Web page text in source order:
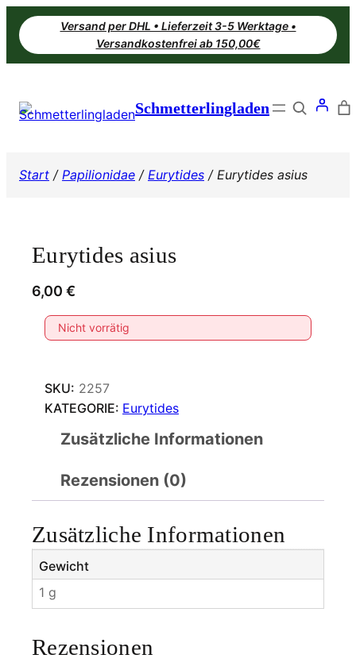
Zum
Inhalt
springen
Versand per DHL • Lieferzeit 3-5 Werktage •
Versandkostenfrei ab 150,00€
Schmetterlingladen Search
Start / Papilionidae / Eurytides / Eurytides asius
Eurytides asius
6,00 €
Nicht vorrätig
SKU: 2257
KATEGORIE: Eurytides
Zusätzliche Informationen
Rezensionen (0)
Zusätzliche Informationen
Gewicht
1 g
Rezensionen